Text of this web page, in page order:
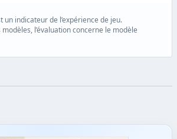
indicateur de l’expérience de jeu.
l’évaluation concerne le modèle